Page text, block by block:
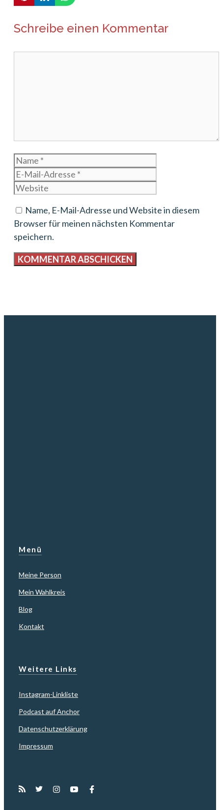
Schreibe einen Kommentar
Name
Name, E-Mail-Adresse und Website in diesem
Browser für meinen nächsten Kommentar
speichern.
Menü
Meine Person
Mein Wahlkreis
Blog
Kontakt
Weitere Links
Instagram-Linkliste
Podcast auf Anchor
Datenschutzerklärung
Impressum